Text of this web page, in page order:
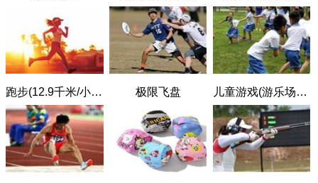
跑步(12.9千米/小时) 极限飞盘 儿童游戏(游乐场，绳球，四方戏)